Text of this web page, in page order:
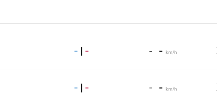
- | - - - km/h
- | - - - km/h